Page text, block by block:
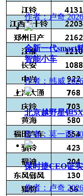
作者：卢奇
全新一代smart
智能小车
作者：韩威
北京越野星钽
作者：莫一西
保时捷CEO证
作者：卢奇